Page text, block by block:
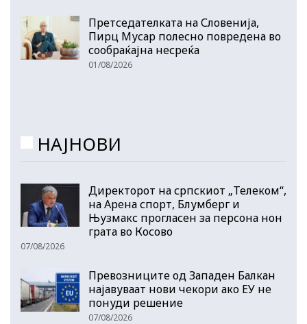
Претседателката на Словенија,
Пирц Мусар полесно повредена во
сообраќајна несреќа
01/08/2026
НАЈНОВИ
Директорот на српскиот „Телеком“,
на Арена спорт, Блумберг и
Њузмакс прогласен за персона нон
грата во Косово
07/08/2026
Превозниците од Западен Балкан
најавуваат нови чекори ако ЕУ не
понуди решение
07/08/2026